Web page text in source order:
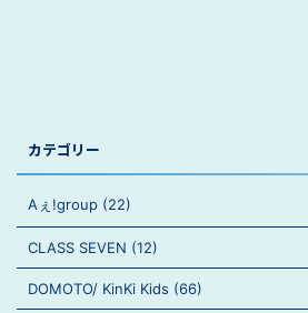
カテゴリー
Aぇ!group (22)
CLASS SEVEN (12)
DOMOTO/ KinKi Kids (66)